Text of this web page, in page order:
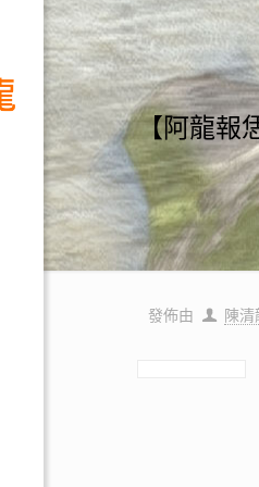
【阿龍報
發佈由 陳